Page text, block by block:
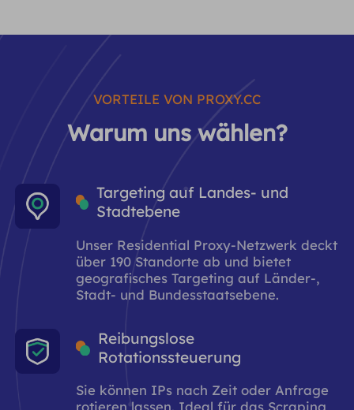
VORTEILE VON PROXY.CC
Warum uns wählen?
Targeting auf Landes- und
Stadtebene
Unser Residential Proxy-Netzwerk deckt
über 190 Standorte ab und bietet
geografisches Targeting auf Länder-,
Stadt- und Bundesstaatsebene.
Reibungslose
Rotationssteuerung
Sie können IPs nach Zeit oder Anfrage
rotieren lassen. Ideal für das Scraping